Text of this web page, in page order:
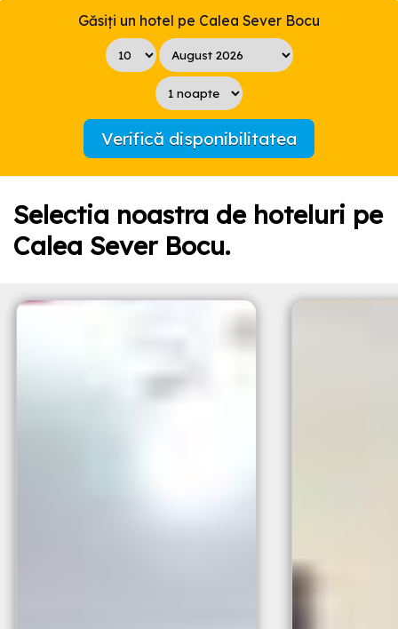
Găsiți un hotel pe Calea Sever Bocu
Verifică disponibilitatea
Selectia noastra de hoteluri pe
Calea Sever Bocu.